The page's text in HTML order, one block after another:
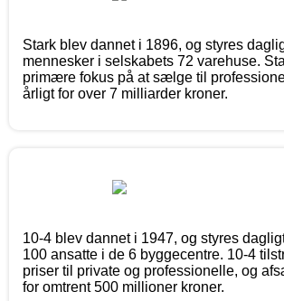
Stark blev dannet i 1896, og styres
mennesker i selskabets 72 varehuse.
primære fokus på at sælge til
årligt for over 7 milliarder kroner.
10-4 blev dannet i 1947, og styres
100 ansatte i de 6 byggecentre. 10-4
priser til private og professionelle, og
for omtrent 500 millioner kroner.